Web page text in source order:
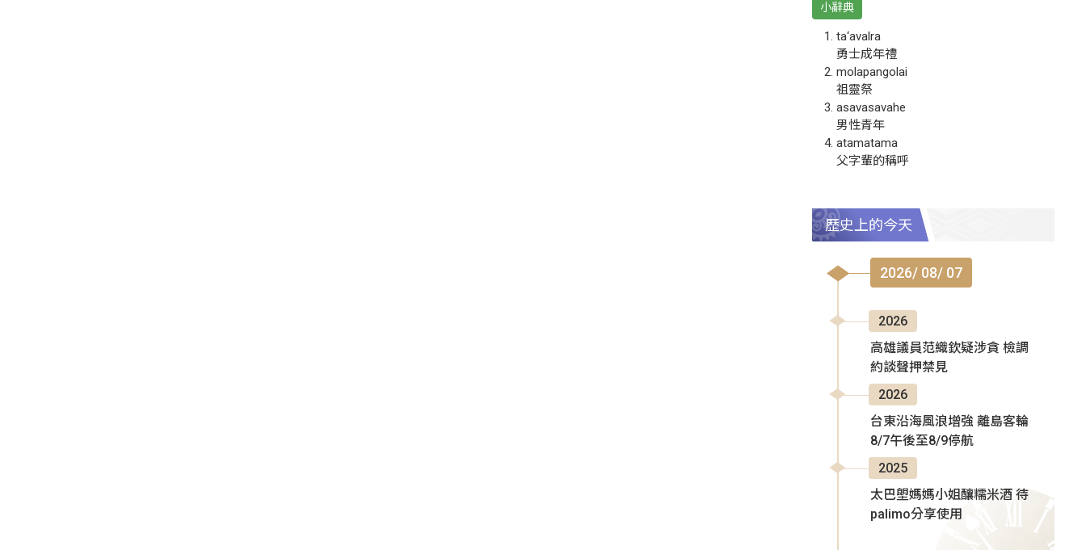
小辭典
ta‘avalra
勇士成年禮
molapangolai
祖靈祭
asavasavahe
男性青年
atamatama
父字輩的稱呼
歷史上的今天
2026/ 08/ 07
2026
高雄議員范織欽疑涉貪 檢調
約談聲押禁見
2026
台東沿海風浪增強 離島客輪
8/7午後至8/9停航
2025
太巴塱媽媽小姐釀糯米酒 待
palimo分享使用